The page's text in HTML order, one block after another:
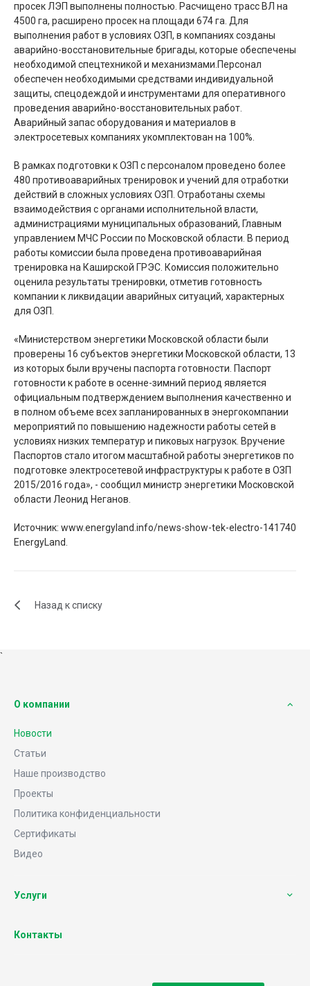
просек ЛЭП выполнены полностью. Расчищено трасс ВЛ на
4500 га, расширено просек на площади 674 га. Для
выполнения работ в условиях ОЗП, в компаниях созданы
аварийно-восстановительные бригады, которые обеспечены
необходимой спецтехникой и механизмами.Персонал
обеспечен необходимыми средствами индивидуальной
защиты, спецодеждой и инструментами для оперативного
проведения аварийно-восстановительных работ.
Аварийный запас оборудования и материалов в
электросетевых компаниях укомплектован на 100%.
В рамках подготовки к ОЗП с персоналом проведено более
480 противоаварийных тренировок и учений для отработки
действий в сложных условиях ОЗП. Отработаны схемы
взаимодействия с органами исполнительной власти,
администрациями муниципальных образований, Главным
управлением МЧС России по Московской области. В период
работы комиссии была проведена противоаварийная
тренировка на Каширской ГРЭС. Комиссия положительно
оценила результаты тренировки, отметив готовность
компании к ликвидации аварийных ситуаций, характерных
для ОЗП.
«Министерством энергетики Московской области были
проверены 16 субъектов энергетики Московской области, 13
из которых были вручены паспорта готовности. Паспорт
готовности к работе в осенне-зимний период является
официальным подтверждением выполнения качественно и
в полном объеме всех запланированных в энергокомпании
мероприятий по повышению надежности работы сетей в
условиях низких температур и пиковых нагрузок. Вручение
Паспортов стало итогом масштабной работы энергетиков по
подготовке электросетевой инфраструктуры к работе в ОЗП
2015/2016 года», - сообщил министр энергетики Московской
области Леонид Неганов.
Источник: www.energyland.info/news-show-tek-electro-141740
EnergyLand.
Назад к списку
`
О компании
Новости
Статьи
Наше производство
Проекты
Политика конфиденциальности
Сертификаты
Видео
Услуги
Контакты